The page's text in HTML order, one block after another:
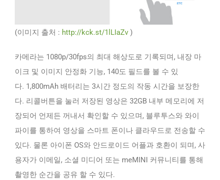
(이미지 출처 : http://kck.st/1lLIaZv )
카메라는 1080p/30fps의 최대 해상도로 기록되며, 내장 마
이크 및 이미지 안정화 기능, 140도 필드를 볼 수 있
다. 1,800mAh 배터리는 3시간 정도의 작동 시간을 보장한
다. 리콜버튼을 눌러 저장된 영상은 32GB 내부 메모리에 저
장되어 언제든 꺼내서 확인할 수 있으며, 블루투스와 와이
파이를 통하여 영상을 스마트 폰이나 클라우드로 전송할 수
있다. 물론 아이폰 OS와 안드로이드 어플과 호환이 되며, 사
용자가 이메일, 소셜 미디어 또는 meMINI 커뮤니티를 통해
촬영한 순간을 공유 할 수 있다.